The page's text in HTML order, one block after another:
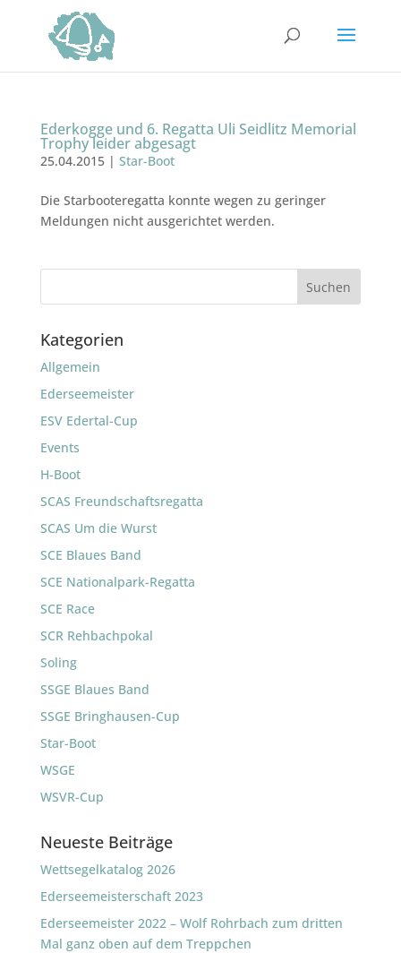
Ederkogge und 6. Regatta Uli Seidlitz Memorial
Trophy leider abgesagt
25.04.2015| Star-Boot
Die Starbooteregatta konnte wegen zu geringer
Meldungen nicht ausgerichtet werden.
Kategorien
Allgemein
Ederseemeister
ESV Edertal-Cup
Events
H-Boot
SCAS Freundschaftsregatta
SCAS Um die Wurst
SCE Blaues Band
SCE Nationalpark-Regatta
SCE Race
SCR Rehbachpokal
Soling
SSGE Blaues Band
SSGE Bringhausen-Cup
Star-Boot
WSGE
WSVR-Cup
Neueste Beiträge
Wettsegelkatalog 2026
Ederseemeisterschaft 2023
Ederseemeister 2022 – Wolf Rohrbach zum dritten
Mal ganz oben auf dem Treppchen